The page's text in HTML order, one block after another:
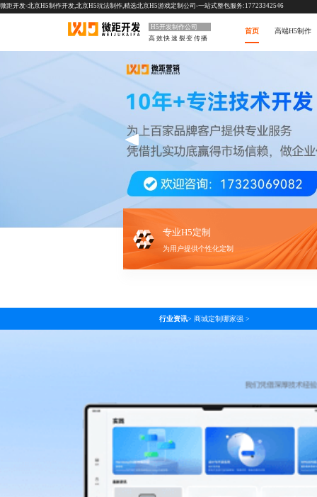
微距开发-北京H5制作开发,北京H5玩法制作,精选北京H5游戏定制公司-一站式整包服务:17723342546
H5开发制作公司
高效快速裂变传播
首页 高端H5制作
专业H5定制
为用户提供个性化定制
行业资讯> 商城定制哪家强 >